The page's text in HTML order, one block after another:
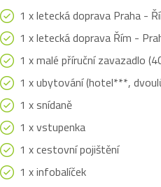
1 x letecká doprava Praha -
1 x letecká doprava Řím -
1 x malé příruční zavazadlo
1 x ubytování (hotel***,
1 x snídaně
1 x vstupenka
1 x cestovní pojištění
1 x infobalíček